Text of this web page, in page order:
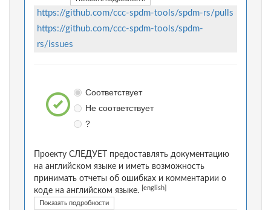
https://github.com/ccc-spdm-tools/spdm-rs/pulls
https://github.com/ccc-spdm-tools/spdm-
rs/issues
Соответствует
Не соответствует
?
Проекту СЛЕДУЕТ предоставлять документацию
на английском языке и иметь возможность
принимать отчеты об ошибках и комментарии о
коде на английском языке.
[english]
Показать подробности